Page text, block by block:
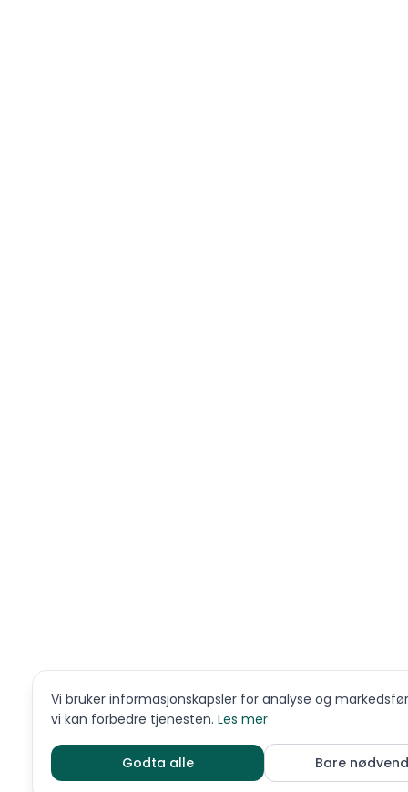
Vi bruker informasjonskapsler for analyse og
vi kan forbedre tjenesten. Les mer
Godta alle Bare